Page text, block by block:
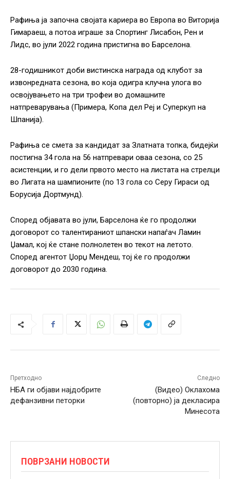
Рафиња ја започна својата кариера во Европа во Виторија
Гимараеш, а потоа играше за Спортинг Лисабон, Рен и
Лидс, во јули 2022 година пристигна во Барселона.
28-годишникот доби вистинска награда од клубот за
извонредната сезона, во која одигра клучна улога во
освојувањето на три трофеи во домашните
натпреварувања (Примера, Копа дел Реј и Суперкуп на
Шпанија).
Рафиња се смета за кандидат за Златната топка, бидејќи
постигна 34 гола на 56 натпревари оваа сезона, со 25
асистенции, и го дели првото место на листата на стрелци
во Лигата на шампионите (по 13 гола со Серу Гираси од
Борусија Дортмунд).
Според објавата во јули, Барселона ќе го продолжи
договорот со талентираниот шпански напаѓач Ламин
Џамал, кој ќе стане полнолетен во текот на летото.
Според агентот Џорџ Мендеш, тој ќе го продолжи
договорот до 2030 година.
Претходно
НБА ги објави најдобрите
дефанзивни петорки
Следно
(Видео) Оклахома
(повторно) ја декласира
Минесота
ПОВРЗАНИ НОВОСТИ